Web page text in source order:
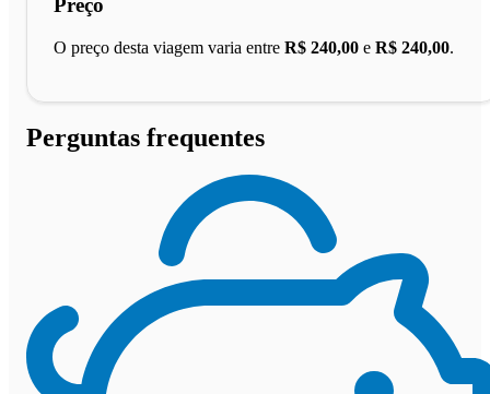
Preço
O preço desta viagem varia entre R$ 240,00 e R$ 240,00.
Perguntas frequentes